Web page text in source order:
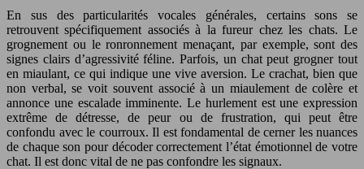
En sus des particularités vocales générales, certains sons se
retrouvent spécifiquement associés à la fureur chez les chats. Le
grognement ou le ronronnement menaçant, par exemple, sont des
signes clairs d’agressivité féline. Parfois, un chat peut grogner tout
en miaulant, ce qui indique une vive aversion. Le crachat, bien que
non verbal, se voit souvent associé à un miaulement de colère et
annonce une escalade imminente. Le hurlement est une expression
extrême de détresse, de peur ou de frustration, qui peut être
confondu avec le courroux. Il est fondamental de cerner les nuances
de chaque son pour décoder correctement l’état émotionnel de votre
chat. Il est donc vital de ne pas confondre les signaux.